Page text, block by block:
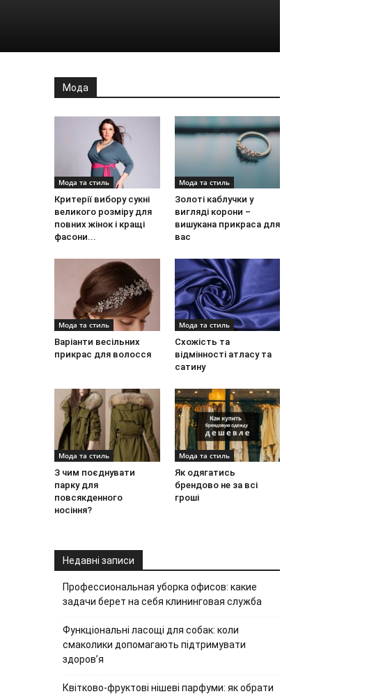
Мода
Мода та стиль
Критерії вибору сукні
великого розміру для
повних жінок і кращі
фасони...
Мода та стиль
Золоті каблучки у
вигляді корони –
вишукана прикраса для
вас
Мода та стиль
Варіанти весільних
прикрас для волосся
Мода та стиль
Схожість та
відмінності атласу та
сатину
Мода та стиль
З чим поєднувати
парку для
повсякденного
носіння?
Мода та стиль
Як одягатись
брендово не за всі
гроші
Недавні записи
Профессиональная уборка офисов: какие
задачи берет на себя клининговая служба
Функціональні ласощі для собак: коли
смаколики допомагають підтримувати
здоров’я
Квітково-фруктові нішеві парфуми: як обрати